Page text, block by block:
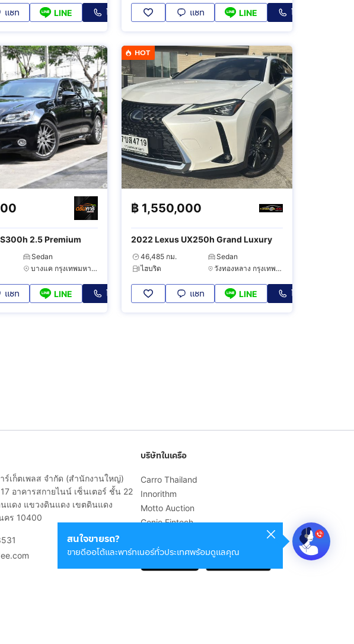
แชท LINE โทร แชท LINE โทร
2.5 Premium
Sedan
บางแค กรุงเทพมหานคร
แชท LINE โทร
HOT
฿ 1,550,000
2022 Lexus UX250h Grand Luxury
46,485 กม.
Sedan
ไฮบริด
วังทองหลาง กรุงเทพมหานคร
แชท LINE โทร
สนใจขายรถ?
ขายดีออโต้และพาร์ทเนอร์ทั่วประเทศพร้อมดูแลคุณ
ร์เก็ตเพลส จำกัด (สำนักงานใหญ่)
อาคารสกายไนน์ เซ็นเตอร์ ชั้น 22
แดง แขวงดินแดง เขตดินแดง
คร 10400
บริษัทในเครือ
Carro Thailand
Innorithm
Motto Auction
Genie Fintech